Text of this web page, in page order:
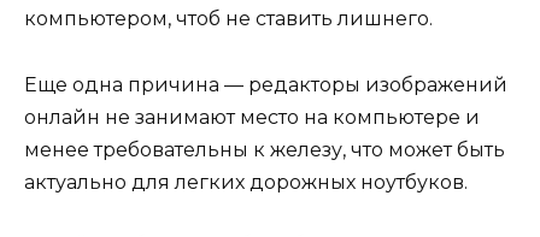
компьютером, чтоб не ставить лишнего.
Еще одна причина — редакторы изображений
онлайн не занимают место на компьютере и
менее требовательны к железу, что может быть
актуально для легких дорожных ноутбуков.